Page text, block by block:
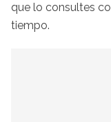
que lo consultes
tiempo.